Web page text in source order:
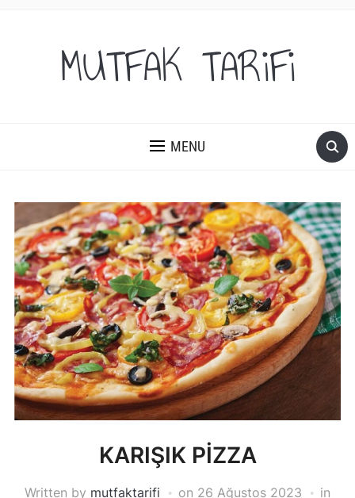
MUTFAK TARiFi
MENU
KARIŞIK PİZZA
Written by mutfaktarifi on 26 Ağustos 2023
in